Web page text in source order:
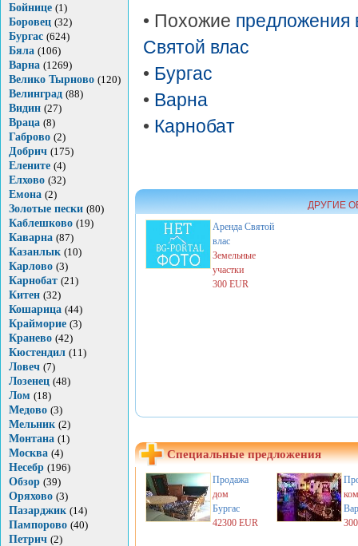
Бойнице (1)
Боровец (32)
Бургас (624)
Бяла (106)
Варна (1269)
Велико Тырново (120)
Велинград (88)
Видин (27)
Враца (8)
Габрово (2)
Добрич (175)
Елените (4)
Елхово (32)
Емона (2)
Золотые пески (80)
Каблешково (19)
Каварна (87)
Казанлык (10)
Карлово (3)
Карнобат (21)
Китен (32)
Кошарица (44)
Крайморие (3)
Кранево (42)
Кюстендил (11)
Ловеч (7)
Лозенец (48)
Лом (18)
Медово (3)
Мельник (2)
Монтана (1)
Москва (4)
Несебр (196)
Обзор (39)
Оряхово (3)
Пазарджик (14)
Пампорово (40)
Петрич (2)
• Похожие предложения
Святой влас
• Бургас
• Варна
• Карнобат
ДРУГИЕ
Аренда Святой
влас
Земельные
участки
300 EUR
Специальные предложения
Продажа
дом
Бургас
42300 EUR